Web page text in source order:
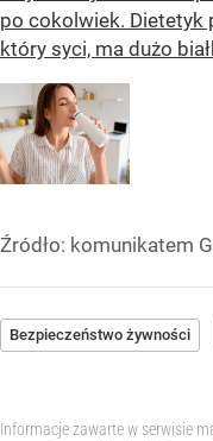
po cokolwiek. Dietetyk
który syci, ma dużo
Źródło: komunikatem
Bezpieczeństwo żywności
Informacje zawarte w serwisie